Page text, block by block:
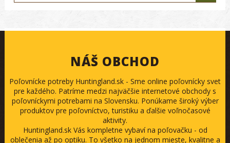
NÁŠ OBCHOD
Poľovnícke potreby Huntingland.sk - Sme online poľovnícky svet
pre každého. Patríme medzi najväčšie internetové obchody s
poľovníckymi potrebami na Slovensku. Ponúkame široký výber
produktov pre poľovníctvo, turistiku a ďalšie voľnočasové
aktivity.
Huntingland.sk Vás kompletne vybaví na poľovačku - od
oblečenia až po optiku. To všetko na jednom mieste, kvalitne a